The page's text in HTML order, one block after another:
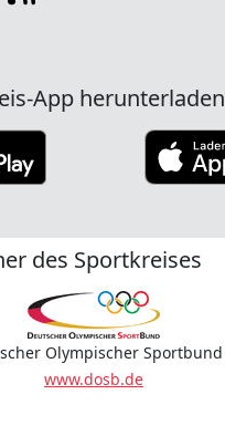
App herunterladen
des Sportkreises
Olympischer Sportbund
www.dosb.de